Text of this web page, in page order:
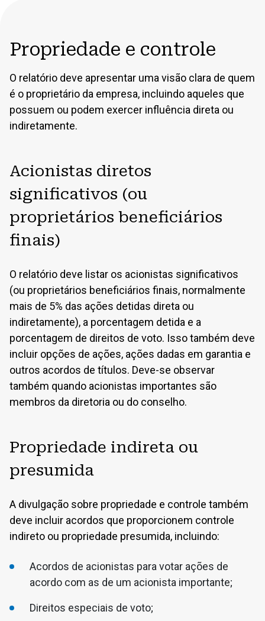
Propriedade e controle
O relatório deve apresentar uma visão clara de quem
é o proprietário da empresa, incluindo aqueles que
possuem ou podem exercer influência direta ou
indiretamente.
Acionistas diretos
significativos (ou
proprietários beneficiários
finais)
O relatório deve listar os acionistas significativos
(ou proprietários beneficiários finais, normalmente
mais de 5% das ações detidas direta ou
indiretamente), a porcentagem detida e a
porcentagem de direitos de voto. Isso também deve
incluir opções de ações, ações dadas em garantia e
outros acordos de títulos. Deve-se observar
também quando acionistas importantes são
membros da diretoria ou do conselho.
Propriedade indireta ou
presumida
A divulgação sobre propriedade e controle também
deve incluir acordos que proporcionem controle
indireto ou propriedade presumida, incluindo:
Acordos de acionistas para votar ações de
acordo com as de um acionista importante;
Direitos especiais de voto;